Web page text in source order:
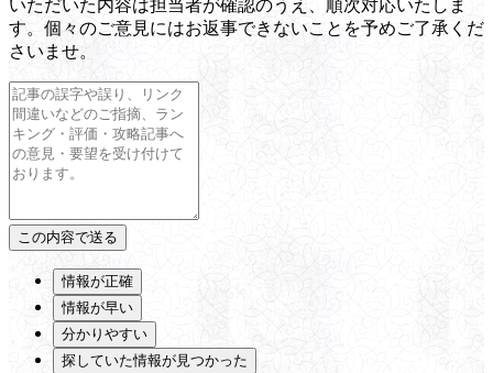
いただいた内容は担当者が確認のうえ、順次対応いたしま
す。個々のご意見にはお返事できないことを予めご了承くだ
さいませ。
情報が正確
情報が早い
分かりやすい
探していた情報が見つかった